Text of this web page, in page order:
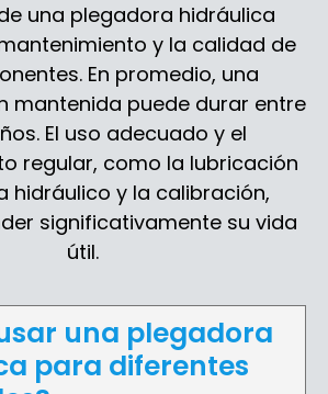
una plegadora hidráulica
y la calidad de
En promedio, una
mantenida puede durar entre
El uso adecuado y el
regular, como la lubricación
hidráulico y la calibración,
significativamente su vida
útil.
una plegadora
para diferentes